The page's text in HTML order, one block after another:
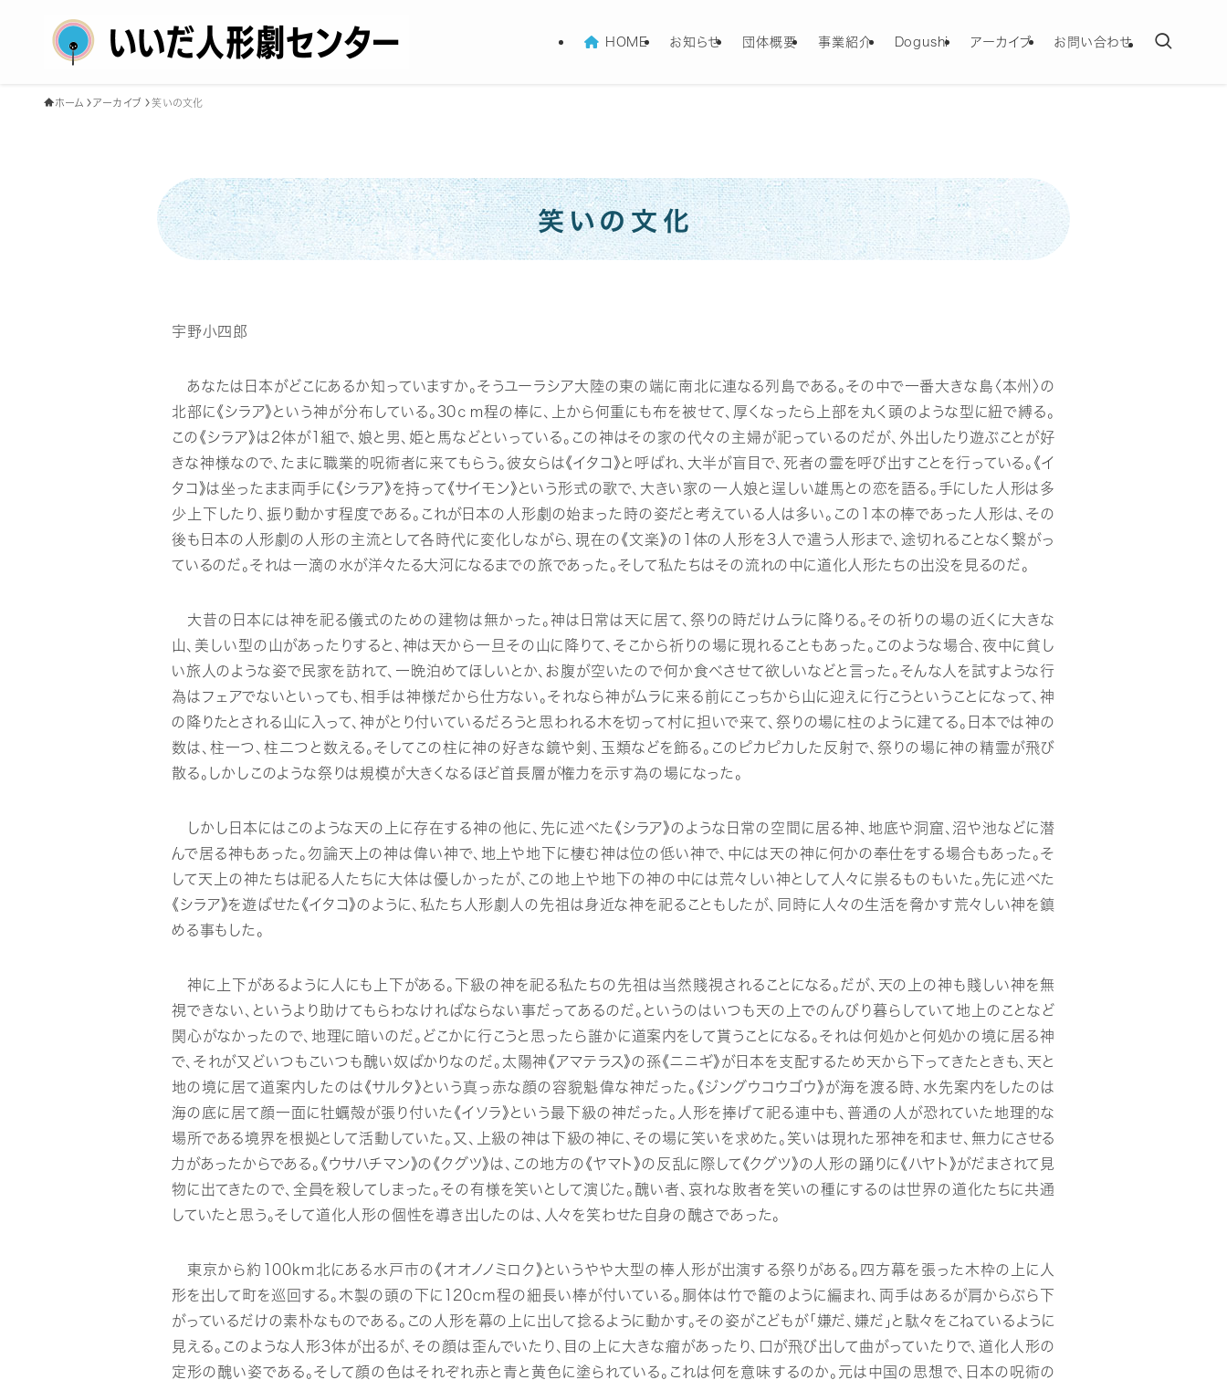
HOME お知らせ 団体概要 事業紹介 Dogushi アーカイブ お問い合わせ
ホーム アーカイブ 笑いの文化
笑いの文化
宇野小四郎
あなたは日本がどこにあるか知っていますか。そうユーラシア大陸の東の端に南北に連なる列島である。その中で一番大きな島〈本州〉の
北部に《シラア》という神が分布している。30ｃｍ程の棒に、上から何重にも布を被せて、厚くなったら上部を丸く頭のような型に紐で縛る。
この《シラア》は2体が1組で、娘と男、姫と馬などといっている。この神はその家の代々の主婦が祀っているのだが、外出したり遊ぶことが好
きな神様なので、たまに職業的呪術者に来てもらう。彼女らは《イタコ》と呼ばれ、大半が盲目で、死者の霊を呼び出すことを行っている。《イ
タコ》は坐ったまま両手に《シラア》を持って《サイモン》という形式の歌で、大きい家の一人娘と逞しい雄馬との恋を語る。手にした人形は多
少上下したり、振り動かす程度である。これが日本の人形劇の始まった時の姿だと考えている人は多い。この1本の棒であった人形は、その
後も日本の人形劇の人形の主流として各時代に変化しながら、現在の《文楽》の1体の人形を3人で遣う人形まで、途切れることなく繋がっ
ているのだ。それは一滴の水が洋々たる大河になるまでの旅であった。そして私たちはその流れの中に道化人形たちの出没を見るのだ。
大昔の日本には神を祀る儀式のための建物は無かった。神は日常は天に居て、祭りの時だけムラに降りる。その祈りの場の近くに大きな
山、美しい型の山があったりすると、神は天から一旦その山に降りて、そこから祈りの場に現れることもあった。このような場合、夜中に貧し
い旅人のような姿で民家を訪れて、一晩泊めてほしいとか、お腹が空いたので何か食べさせて欲しいなどと言った。そんな人を試すような行
為はフェアでないといっても、相手は神様だから仕方ない。それなら神がムラに来る前にこっちから山に迎えに行こうということになって、神
の降りたとされる山に入って、神がとり付いているだろうと思われる木を切って村に担いで来て、祭りの場に柱のように建てる。日本では神の
数は、柱一つ、柱二つと数える。そしてこの柱に神の好きな鏡や剣、玉類などを飾る。このピカピカした反射で、祭りの場に神の精霊が飛び
散る。しかしこのような祭りは規模が大きくなるほど首長層が権力を示す為の場になった。
しかし日本にはこのような天の上に存在する神の他に、先に述べた《シラア》のような日常の空間に居る神、地底や洞窟、沼や池などに潜
んで居る神もあった。勿論天上の神は偉い神で、地上や地下に棲む神は位の低い神で、中には天の神に何かの奉仕をする場合もあった。そ
して天上の神たちは祀る人たちに大体は優しかったが、この地上や地下の神の中には荒々しい神として人々に祟るものもいた。先に述べた
《シラア》を遊ばせた《イタコ》のように、私たち人形劇人の先祖は身近な神を祀ることもしたが、同時に人々の生活を脅かす荒々しい神を鎮
める事もした。
神に上下があるように人にも上下がある。下級の神を祀る私たちの先祖は当然賤視されることになる。だが、天の上の神も賤しい神を無
視できない、というより助けてもらわなければならない事だってあるのだ。というのはいつも天の上でのんびり暮らしていて地上のことなど
関心がなかったので、地理に暗いのだ。どこかに行こうと思ったら誰かに道案内をして貰うことになる。それは何処かと何処かの境に居る神
で、それが又どいつもこいつも醜い奴ばかりなのだ。太陽神《アマテラス》の孫《ニニギ》が日本を支配するため天から下ってきたときも、天と
地の境に居て道案内したのは《サルタ》という真っ赤な顔の容貌魁偉な神だった。《ジングウコウゴウ》が海を渡る時、水先案内をしたのは
海の底に居て顔一面に牡蠣殻が張り付いた《イソラ》という最下級の神だった。人形を捧げて祀る連中も、普通の人が恐れていた地理的な
場所である境界を根拠として活動していた。又、上級の神は下級の神に、その場に笑いを求めた。笑いは現れた邪神を和ませ、無力にさせる
力があったからである。《ウサハチマン》の《クグツ》は、この地方の《ヤマト》の反乱に際して《クグツ》の人形の踊りに《ハヤト》がだまされて見
物に出てきたので、全員を殺してしまった。その有様を笑いとして演じた。醜い者、哀れな敗者を笑いの種にするのは世界の道化たちに共通
していたと思う。そして道化人形の個性を導き出したのは、人々を笑わせた自身の醜さであった。
東京から約100km北にある水戸市の《オオノノミロク》というやや大型の棒人形が出演する祭りがある。四方幕を張った木枠の上に人
形を出して町を巡回する。木製の頭の下に120cm程の細長い棒が付いている。胴体は竹で籠のように編まれ、両手はあるが肩からぶら下
がっているだけの素朴なものである。この人形を幕の上に出して捻るように動かす。その姿がこどもが「嫌だ、嫌だ」と駄々をこねているように
見える。このような人形3体が出るが、その顔は歪んでいたり、目の上に大きな瘤があったり、口が飛び出して曲がっていたりで、道化人形の
定形の醜い姿である。そして顔の色はそれぞれ赤と青と黄色に塗られている。これは何を意味するのか。元は中国の思想で、日本の呪術の